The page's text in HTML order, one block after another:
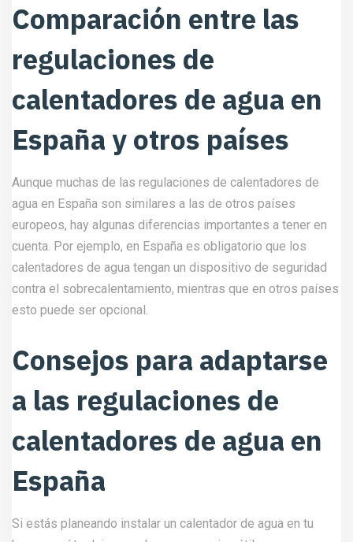
Comparación entre las
regulaciones de
calentadores de agua en
España y otros países
Aunque muchas de las regulaciones de calentadores de
agua en España son similares a las de otros países
europeos, hay algunas diferencias importantes a tener en
cuenta. Por ejemplo, en España es obligatorio que los
calentadores de agua tengan un dispositivo de seguridad
contra el sobrecalentamiento, mientras que en otros países
esto puede ser opcional.
Consejos para adaptarse
a las regulaciones de
calentadores de agua en
España
Si estás planeando instalar un calentador de agua en tu